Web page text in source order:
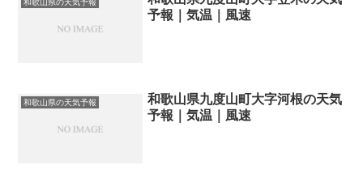
和歌山県の天気予報
予報｜気温｜風速
和歌山県の天気予報
和歌山県九度山町大字河根の天気
予報｜気温｜風速